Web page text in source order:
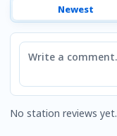
Newest
Comment
No station reviews yet.